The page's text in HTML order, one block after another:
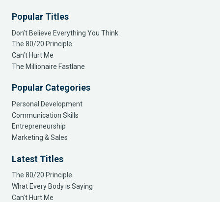
Popular Titles
Don’t Believe Everything You Think
The 80/20 Principle
Can’t Hurt Me
The Millionaire Fastlane
Popular Categories
Personal Development
Communication Skills
Entrepreneurship
Marketing & Sales
Latest Titles
The 80/20 Principle
What Every Body is Saying
Can’t Hurt Me